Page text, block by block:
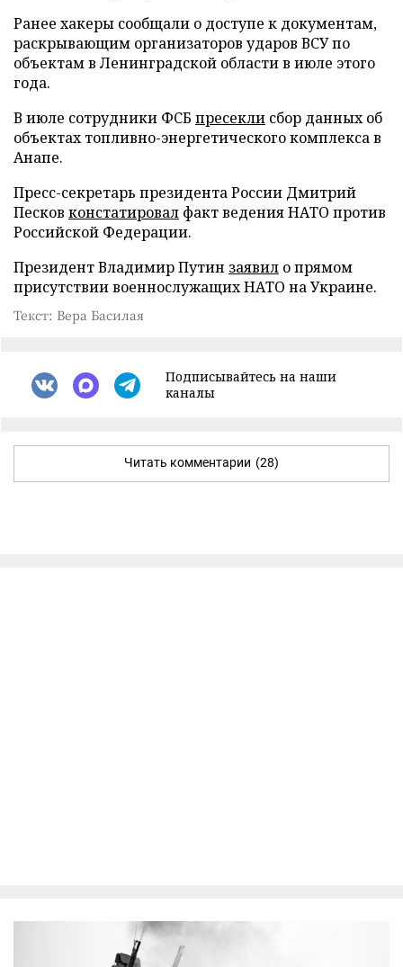
Ранее хакеры сообщали о доступе к документам,
раскрывающим организаторов ударов ВСУ по
объектам в Ленинградской области в июле этого
года.
В июле сотрудники ФСБ пресекли сбор данных об
объектах топливно-энергетического комплекса в
Анапе.
Пресс-секретарь президента России Дмитрий
Песков констатировал факт ведения НАТО против
Российской Федерации.
Президент Владимир Путин заявил о прямом
присутствии военнослужащих НАТО на Украине.
Текст: Вера Басилая
Подписывайтесь на наши
каналы
Читать комментарии (28)